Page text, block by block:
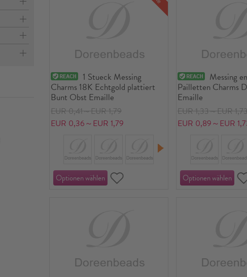
1 Stueck Messing
Charms 18K Echtgold plattiert
Bunt Obst Emaille
EUR 0,41～EUR 1,79
EUR 0,36～EUR 1,79
Messing
Pailletten Charms
Emaille
EUR 1,33～EUR 1,73
EUR 0,89～EUR